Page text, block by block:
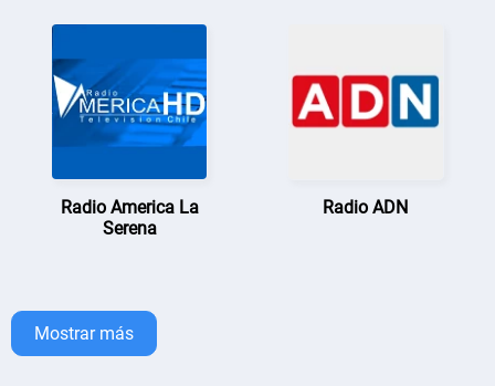
Radio America La
Serena
Radio ADN
Mostrar más